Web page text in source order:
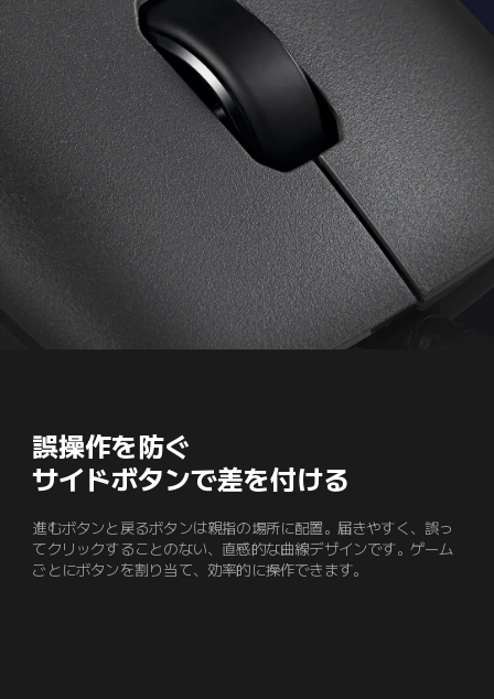
誤操作を防ぐ
サイドボタンで差を付ける
進むボタンと戻るボタンは親指の場所に配置。届きやすく、誤っ
てクリックすることのない、直感的な曲線デザインです。ゲーム
ごとにボタンを割り当て、効率的に操作できます。